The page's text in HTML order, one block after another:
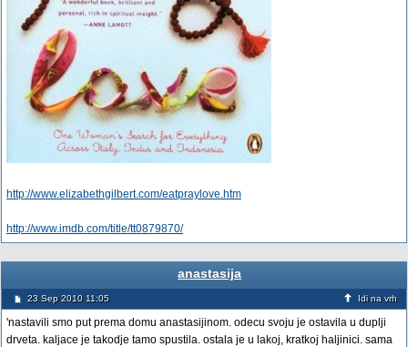
http://www.elizabethgilbert.com/eatpraylove.htm
http://www.imdb.com/title/tt0879870/
anastasija
23 Sep 2010 11:05 Idi na vrh
'nastavili smo put prema domu anastasijinom. odecu svoju je ostavila u duplji
drveta. kaljace je takodje tamo spustila. ostala je u lakoj, kratkoj haljinici. sama